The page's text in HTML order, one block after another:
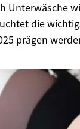
Unterwäsche
die
prägen